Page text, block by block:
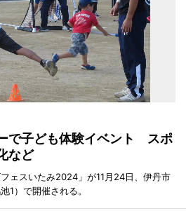
で子ども体験イベント スポ
など
ェスいたみ2024」が11月24日、伊丹市
1）で開催される。